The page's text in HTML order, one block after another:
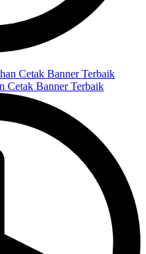
Cetak Banner Terbaik